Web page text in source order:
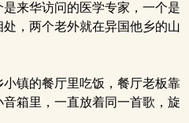
来华访问的医学专家，一个是
，两个老外就在异国他乡的山
镇的餐厅里吃饭，餐厅老板靠
箱里，一直放着同一首歌，旋